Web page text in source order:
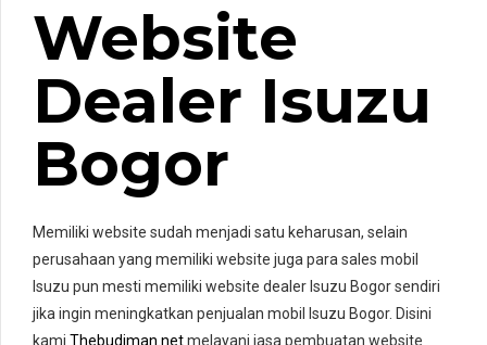
Website
Dealer Isuzu
Bogor
Memiliki website sudah menjadi satu keharusan, selain
perusahaan yang memiliki website juga para sales mobil
Isuzu pun mesti memiliki website dealer Isuzu Bogor sendiri
jika ingin meningkatkan penjualan mobil Isuzu Bogor. Disini
kami Thebudiman.netmelayani jasa pembuatan website